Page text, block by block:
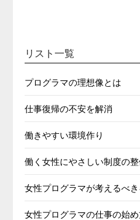
リスト一覧
プログラマの理想像とは
仕事復帰の不安を解消
働きやすい環境作り
働く女性にやさしい制度の
女性プログラマが考えるべ
女性プログラマの仕事の始